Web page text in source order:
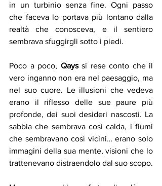
in un turbinio senza fine. Ogni passo
che faceva lo portava più lontano dalla
realtà che conosceva, e il sentiero
sembrava sfuggirgli sotto i piedi.
Poco a poco, Qays si rese conto che il
vero inganno non era nel paesaggio, ma
nel suo cuore. Le illusioni che vedeva
erano il riflesso delle sue paure più
profonde, dei suoi desideri nascosti. La
sabbia che sembrava così calda, i fiumi
che sembravano così vicini… erano solo
immagini della sua mente, visioni che lo
trattenevano distraendolo dal suo scopo.